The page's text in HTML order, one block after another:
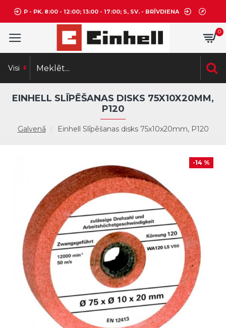
P - PK. 8:00 - 12:00; 13:00 - 17:00; S, SV. - BRĪVDIENA
0
Visi
Galvenā Einhell Slīpēšanas disks 75x10x20mm, P120
EINHELL SLĪPĒŠANAS DISKS 75X10X20MM,
P120
-14 %